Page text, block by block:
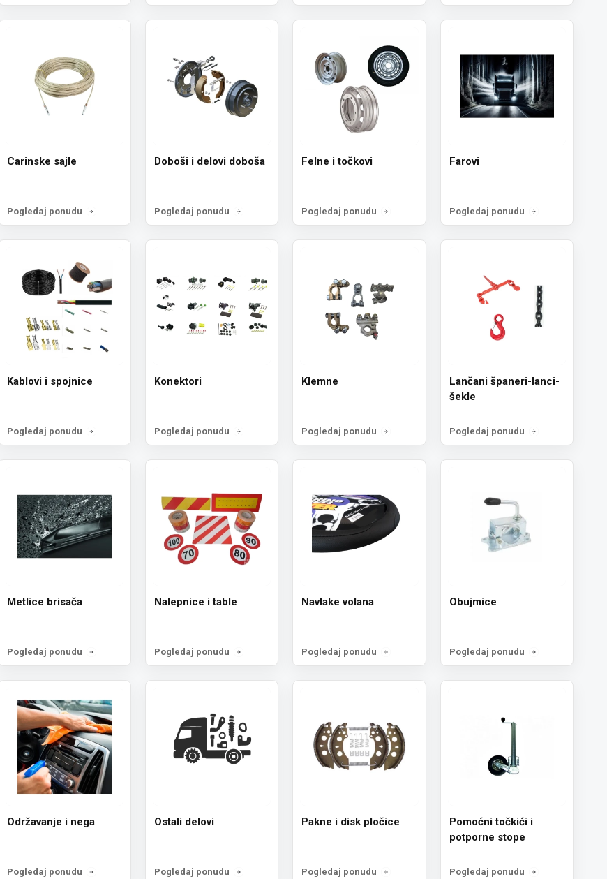
Carinske sajle
Pogledaj ponudu
Doboši i delovi doboša
Pogledaj ponudu
Felne i točkovi
Pogledaj ponudu
Farovi
Pogledaj ponudu
Kablovi i spojnice
Pogledaj ponudu
Konektori
Pogledaj ponudu
Klemne
Pogledaj ponudu
Lančani španeri-lanci-
šekle
Pogledaj ponudu
Metlice brisača
Pogledaj ponudu
Nalepnice i table
Pogledaj ponudu
Navlake volana
Pogledaj ponudu
Obujmice
Pogledaj ponudu
Održavanje i nega
Pogledaj ponudu
Ostali delovi
Pogledaj ponudu
Pakne i disk pločice
Pogledaj ponudu
Pomoćni točkići i
potporne stope
Pogledaj ponudu
Ne, hvala